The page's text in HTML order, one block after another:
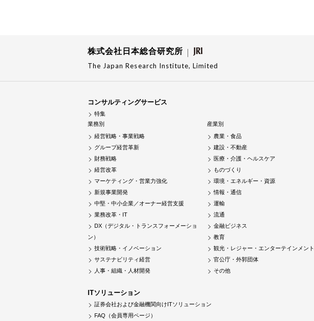
株式会社日本総合研究所
The Japan Research Institute, Limited
コンサルティングサービス
特集
業務別
経営戦略・事業戦略
グループ経営革新
財務戦略
経営改革
マーケティング・営業力強化
新規事業開発
中堅・中小企業／オーナー経営支援
業務改革・IT
DX（デジタル・トランスフォーメーショ
ン）
技術戦略・イノベーション
サステナビリティ経営
人事・組織・人材開発
産業別
農業・食品
建設・不動産
医療・介護・ヘルスケア
ものづくり
環境・エネルギー・資源
情報・通信
運輸
流通
金融ビジネス
教育
観光・レジャー・エンターテインメント
官公庁・外郭団体
その他
ITソリューション
証券会社および金融機関向けITソリューション
FAQ（会員専用ページ）